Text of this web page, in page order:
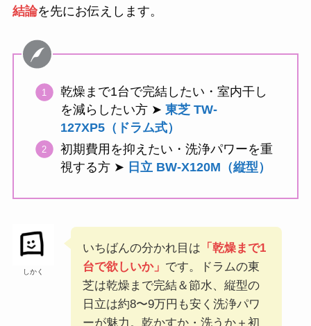
結論を先にお伝えします。
乾燥まで1台で完結したい・室内干し
を減らしたい方 ➤東芝 TW-
127XP5（ドラム式）
初期費用を抑えたい・洗浄パワーを重
視する方 ➤ 日立 BW-X120M（縦型）
しかく
いちばんの分かれ目は 「乾燥まで1
台で欲しいか」 です。ドラムの東
芝は乾燥まで完結＆節水、縦型の
日立は約8〜9万円も安く洗浄パワ
ーが魅力。乾かすか・洗うか＋初